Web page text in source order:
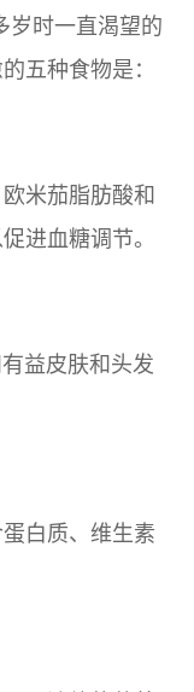
岁时一直渴望的
五种食物是：
米茄脂肪酸和
进血糖调节。
益皮肤和头发
白质、维生素